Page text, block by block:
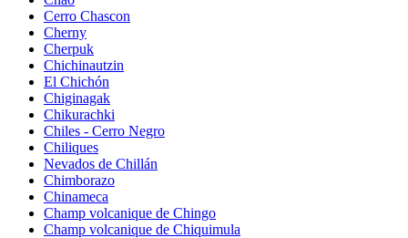
Cerro Chascon
Cherny
Cherpuk
Chichinautzin
El Chichón
Chiginagak
Chikurachki
Chiles - Cerro Negro
Chiliques
Nevados de Chillán
Chimborazo
Chinameca
Champ volcanique de Chingo
Champ volcanique de Chiquimula